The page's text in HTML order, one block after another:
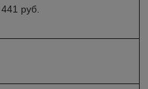
441 руб.